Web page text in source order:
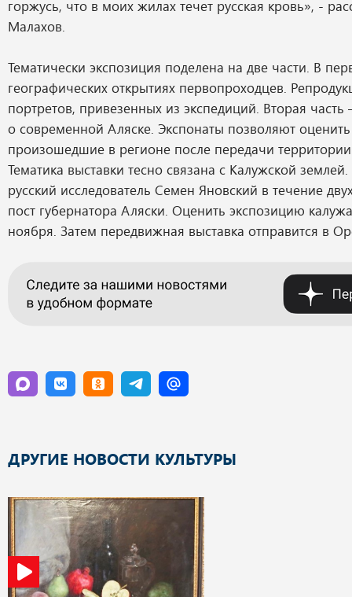
горжусь, что в моих жилах течет русская кровь», -
Малахов.
Тематически экспозиция поделена на две части. В
географических открытиях первопроходцев.
портретов, привезенных из экспедиций. Вторая часть
о современной Аляске. Экспонаты позволяют
произошедшие в регионе после передачи
Тематика выставки тесно связана с Калужской
русский исследователь Семен Яновский в течение
пост губернатора Аляски. Оценить экспозицию
ноября. Затем передвижная выставка отправится в
ДРУГИЕ НОВОСТИ КУЛЬТУРЫ